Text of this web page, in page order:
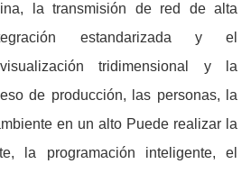
la transmisión de red de alta
estandarizada y el
tridimensional y la
de producción, las personas, la
en un alto Puede realizar la
la programación inteligente, el